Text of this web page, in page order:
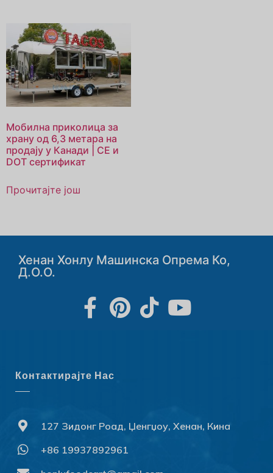
Мобилна приколица за
храну од 6,3 метара на
продају у Канади | CE и
DOT сертификат
Прочитајте још
Хенан Хонлу Машинска Опрема Ко,
Д.о.о.
Контактирајте Нас
127 Зидонг Роад, Џенгџоу, Хенан, Кина
+86 19937892961